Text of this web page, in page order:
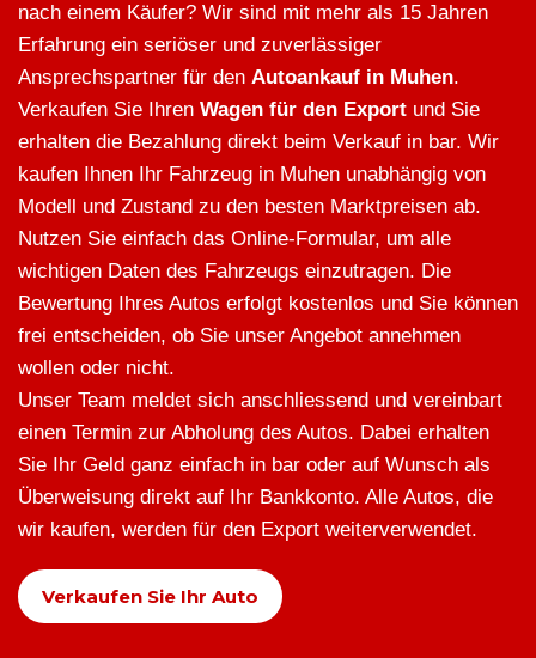
nach einem Käufer? Wir sind mit mehr als 15 Jahren
Erfahrung ein seriöser und zuverlässiger
Ansprechspartner für den Autoankauf in Muhen.
Verkaufen Sie Ihren Wagen für den Export und Sie
erhalten die Bezahlung direkt beim Verkauf in bar. Wir
kaufen Ihnen Ihr Fahrzeug in Muhen unabhängig von
Modell und Zustand zu den besten Marktpreisen ab.
Nutzen Sie einfach das Online-Formular, um alle
wichtigen Daten des Fahrzeugs einzutragen. Die
Bewertung Ihres Autos erfolgt kostenlos und Sie können
frei entscheiden, ob Sie unser Angebot annehmen
wollen oder nicht.
Unser Team meldet sich anschliessend und vereinbart
einen Termin zur Abholung des Autos. Dabei erhalten
Sie Ihr Geld ganz einfach in bar oder auf Wunsch als
Überweisung direkt auf Ihr Bankkonto. Alle Autos, die
wir kaufen, werden für den Export weiterverwendet.
Verkaufen Sie Ihr Auto